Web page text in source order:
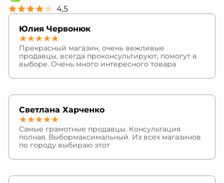
4,5
Юлия Червонюк
★★★★★
Прекрасный магазин, очень вежливые
продавцы, всегда проконсультируют, помогут в
выборе. Очень много интересного товара
Светлана Харченко
★★★★★
Самые грамотные продавцы. Консультация
полная. Выбормаксимальный. Из всех магазинов
по городу выбираю этот